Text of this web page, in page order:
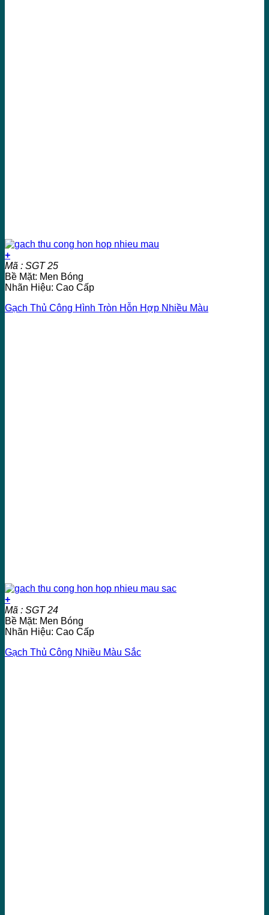
+
Mã : SGT 25
Bề Mặt: Men Bóng
Nhãn Hiệu: Cao Cấp
Gạch Thủ Công Hình Tròn Hỗn Hợp Nhiều Màu
+
Mã : SGT 24
Bề Mặt: Men Bóng
Nhãn Hiệu: Cao Cấp
Gạch Thủ Công Nhiều Màu Sắc